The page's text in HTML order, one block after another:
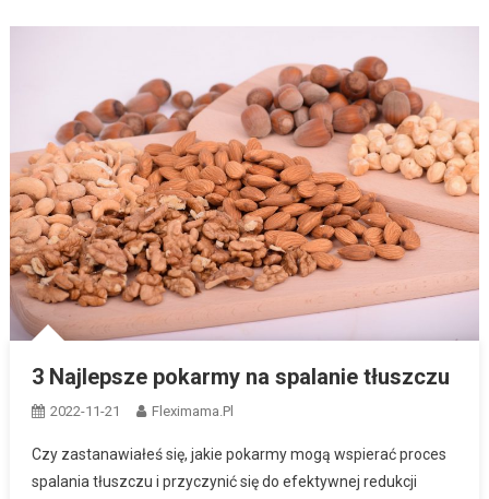
3 Najlepsze pokarmy na spalanie tłuszczu
2022-11-21 Fleximama.pl
Czy zastanawiałeś się, jakie pokarmy mogą wspierać proces
spalania tłuszczu i przyczynić się do efektywnej redukcji